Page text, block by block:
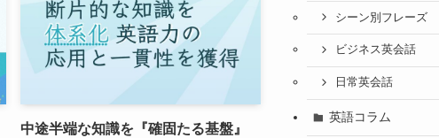
中途半端な知識を『確固たる基盤』
シーン別フレーズ
ビジネス英会話
日常英会話
英語コラム